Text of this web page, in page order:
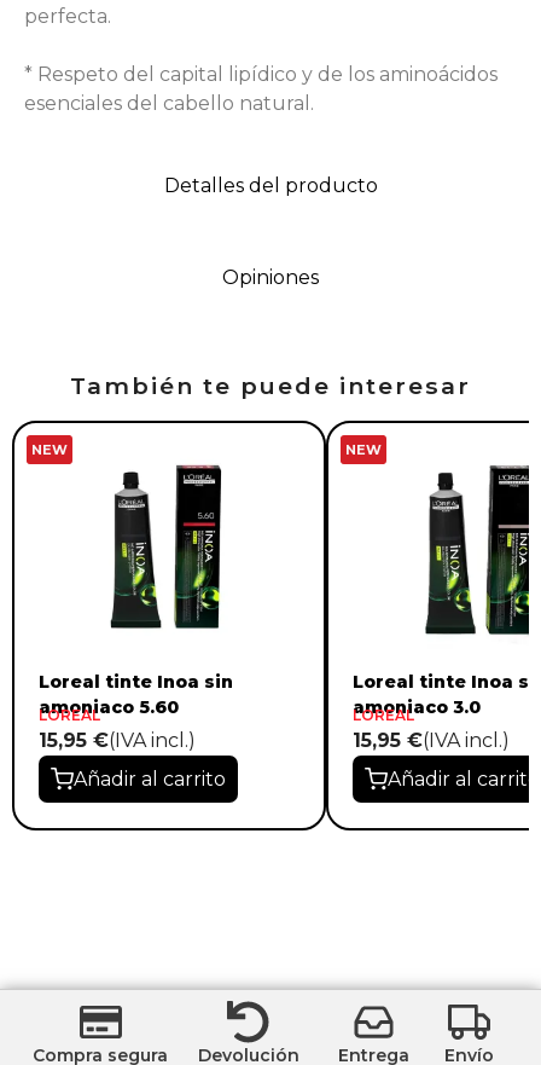
Detalles del producto
Opiniones
perfecta.
* Respeto del capital lipídico y de los aminoácidos
esenciales del cabello natural.
También te puede interesar
NEW
Loreal tinte Inoa sin
amoniaco 5.60
LOREAL
15,95 €(IVA incl.)
Añadir al carrito
NEW
Loreal tinte Inoa
amoniaco 3.0
LOREAL
15,95 €(IVA incl.)
Añadir al carrito
Compra segura
Devolución
Entrega
Envío